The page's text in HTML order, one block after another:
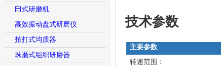
臼式研磨机
高效振动盘式研磨仪
拍打式均质器
珠磨式组织研磨器
技术参数
主要参数
转速范围：